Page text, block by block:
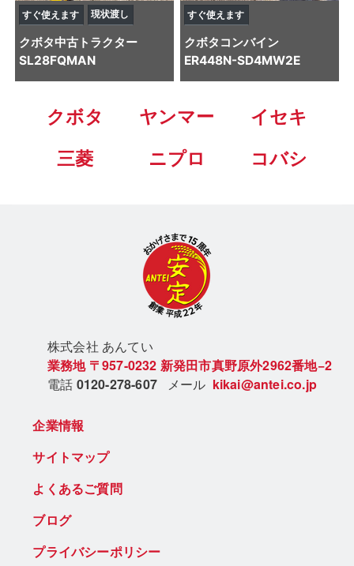
すぐ使えます 現状渡し
クボタ中古トラクター
SL28FQMAN
すぐ使えます
クボタ コンバイン
ER448N-SD4MW2E
クボタ ヤンマー
イセキ
三菱
ニプロ コバシ
株式会社 あんてい
業務地 〒957-0232 新発田市真野原外2962番地−2
電話 0120-278-607 メール kikai@antei.co.jp
企業情報
サイトマップ
よくあるご質問
ブログ
プライバシーポリシー